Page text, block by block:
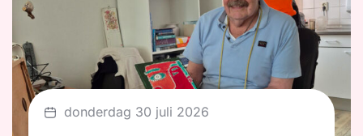
donderdag 30 juli 2026